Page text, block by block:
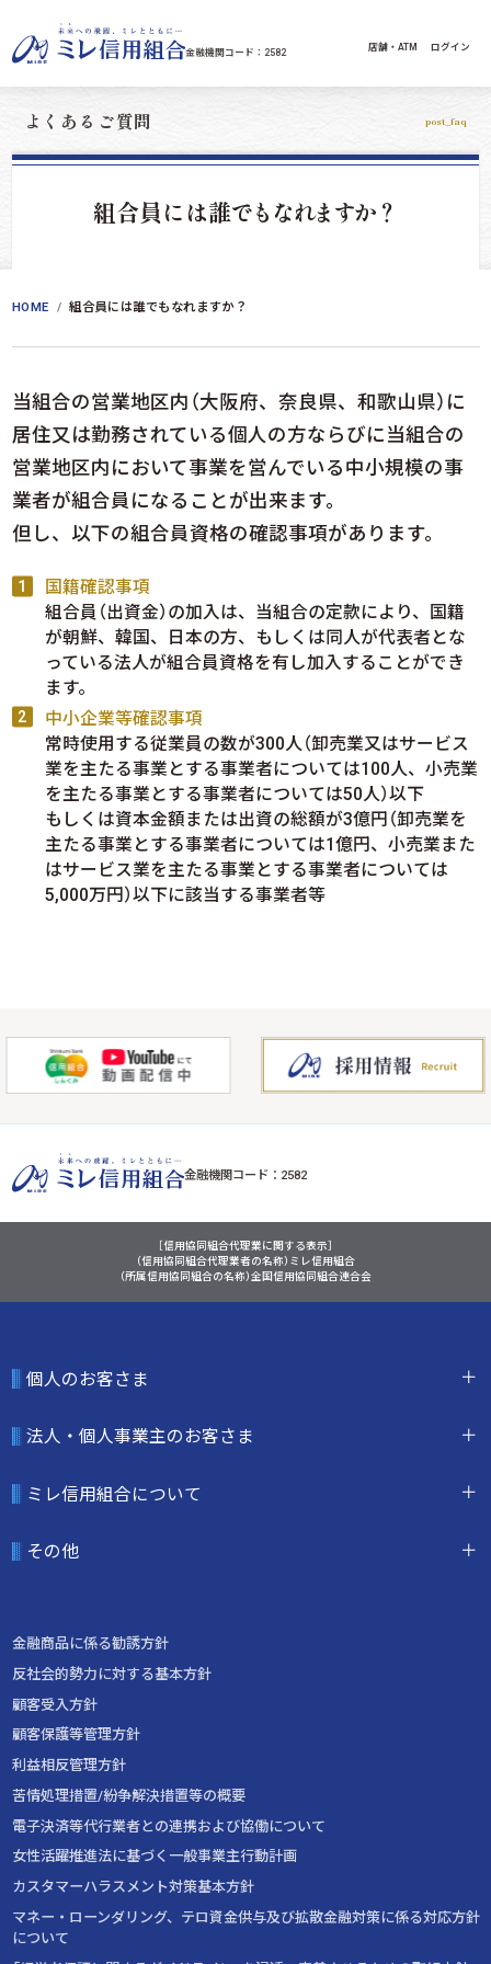
金融機関コード：2582 店舗・ATM ログイン
よくあるご質問 post_faq
組合員には誰でもなれますか？
HOME 組合員には誰でもなれますか？
当組合の営業地区内（大阪府、奈良県、和歌山県）に
居住又は勤務されている個人の方ならびに当組合の
営業地区内において事業を営んでいる中小規模の事
業者が組合員になることが出来ます。
但し、以下の組合員資格の確認事項があります。
国籍確認事項
組合員（出資金）の加入は、当組合の定款により、国籍
が朝鮮、韓国、日本の方、もしくは同人が代表者とな
っている法人が組合員資格を有し加入することができ
ます。
中小企業等確認事項
常時使用する従業員の数が300人（卸売業又はサービス
業を主たる事業とする事業者については100人、小売業
を主たる事業とする事業者については50人）以下
もしくは資本金額または出資の総額が3億円（卸売業を
主たる事業とする事業者については1億円、小売業また
はサービス業を主たる事業とする事業者については
5,000万円）以下に該当する事業者等
金融機関コード：2582
［信用協同組合代理業に関する表示］
（信用協同組合代理業者の名称）ミレ信用組合
（所属信用協同組合の名称）全国信用協同組合連合会
個人のお客さま
法人・個人事業主のお客さま
ミレ信用組合について
その他
金融商品に係る勧誘方針
反社会的勢力に対する基本方針
顧客受入方針
顧客保護等管理方針
利益相反管理方針
苦情処理措置/紛争解決措置等の概要
電子決済等代行業者との連携および協働について
女性活躍推進法に基づく一般事業主行動計画
カスタマーハラスメント対策基本方針
マネー・ローンダリング、テロ資金供与及び拡散金融対策に係る対応方針
について